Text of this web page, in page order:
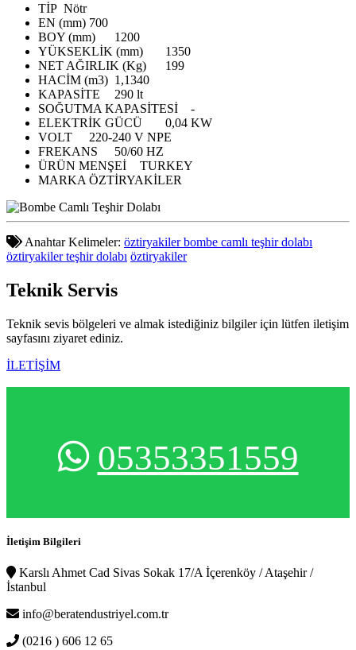
TİP Nötr
EN (mm) 700
BOY (mm)
1200
YÜKSEKLİK (mm)
1350
NET AĞIRLIK (Kg)
199
HACİM (m3) 1,1340
KAPASİTE
290 lt
SOĞUTMA KAPASİTESİ
-
ELEKTRİK GÜCÜ
0,04 KW
VOLT
220-240 V NPE
FREKANS
50/60 HZ
ÜRÜN MENŞEİ
TURKEY
MARKA ÖZTİRYAKİLER
Anahtar Kelimeler: öztiryakiler bombe camlı teşhir dolabı
öztiryakiler teşhir dolabı öztiryakiler
Teknik Servis
Teknik sevis bölgeleri ve almak istediğiniz bilgiler için lütfen iletişim
sayfasını ziyaret ediniz.
İLETİŞİM
05353351559
İletişim Bilgileri
Karslı Ahmet Cad Sivas Sokak 17/A İçerenköy / Ataşehir /
İstanbul
info@beratendustriyel.com.tr
(0216 ) 606 12 65